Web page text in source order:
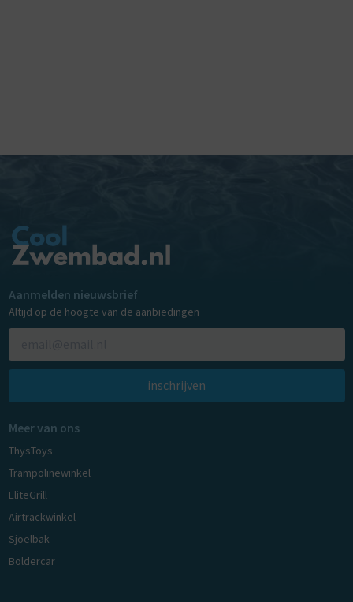
Aanmelden nieuwsbrief
Altijd op de hoogte van de aanbiedingen
inschrijven
Meer van ons
ThysToys
Trampolinewinkel
EliteGrill
Airtrackwinkel
Sjoelbak
Boldercar